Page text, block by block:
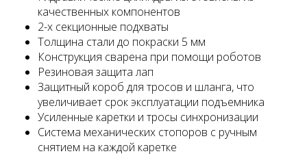
качественных компонентов
2-х секционные подхваты
Толщина стали до покраски 5 мм
Конструкция сварена при помощи роботов
Резиновая защита лап
Защитный короб для тросов и шланга, что
увеличивает срок эксплуатации подъемника
Усиленные каретки и тросы синхронизации
Система механических стопоров с ручным
снятием на каждой каретке